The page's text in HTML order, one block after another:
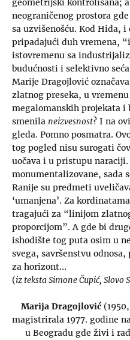
geometrijski kontrolisana;
neograničenog prostora
sa uzvišenošću. Kod Hida,
pripadajući duh vremena,
istovremenu sa
budućnosti i selektivno
Marije Dragojlović
zlatnog preseka, u
megalomanskih projekata i
smenila neizvesnost? I na
gleda. Pomno posmatra.
tog pogled nisu surogati
uočava i u pristupu
monumentalizovane, sada
Ranije su predmeti
‘umanjena’. Za
tragajući za “linijom
proporcijom”. A gde bi
ishodište tog puta osim u
svega, savršenstvu
za horizont…
(iz teksta Simone Čupić, Slovo
Marija Dragojlović
magistrirala 1977. godine
u Beogradu gde živi i